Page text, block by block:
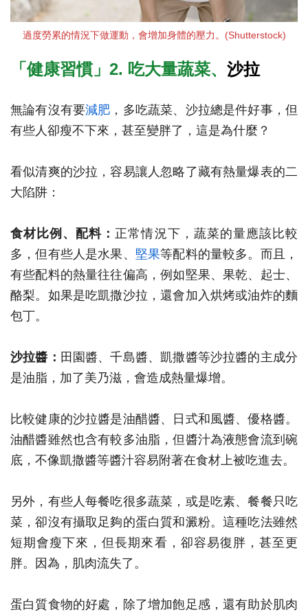
過度勞累的情況下做運動，會增加身體的壓力。(Shutterstock)
「健康習慣」2. 吃大量蔬菜、 沙拉
無論有沒有要減肥 ，多吃蔬菜、沙拉總是件好事，但
有些人卻瘦不下來，甚至變胖了，這是為什麼？
看似清爽的沙拉，容易讓人忽略了藏有熱量爆表的二
大陷阱：
食材比例、配料： 正常情況下，蔬菜的量應該比較
多，但有些人是水果、 堅果等配料的量較多。而且，
有些配料的熱量往往偏高，例如堅果、果乾、起士、
酪梨。如果是吃凱撒沙拉，還會加入烘烤或油炸的麵
包丁。
沙拉醬： 田園醬、千島醬、凱撒醬等沙拉醬的主成分
是油脂，加了美乃滋，會造成熱量爆增。
比較健康的沙拉醬是油醋醬、日式和風醬、優格醬。
油醋醬雖然也含有較多油脂，但醬汁為液態會流到碗
底，不像凱撒醬等醬汁容易附著在食材上被吃進去。
另外，有些人每餐吃很多蔬菜，或是吃素、餐餐只吃
菜，卻沒有攝取足夠的蛋白質和澱粉。這種吃法雖然
短期會瘦下來，但長期來看，卻容易復胖，甚至更
胖。因為，肌肉流失了。
蛋白質食物的好處，除了增加飽足感，還有助於肌肉